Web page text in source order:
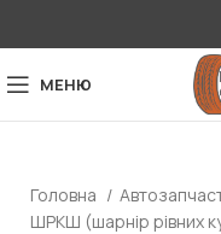
МЕНЮ
Головна
ШРКШ (шарнір рівних